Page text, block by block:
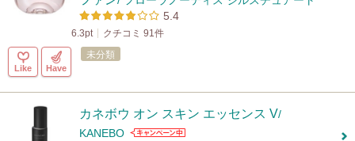
5.4
6.3pt クチコミ 91件
Like Have
未分類
カネボウ オン スキン エッセンス V/
KANEBO